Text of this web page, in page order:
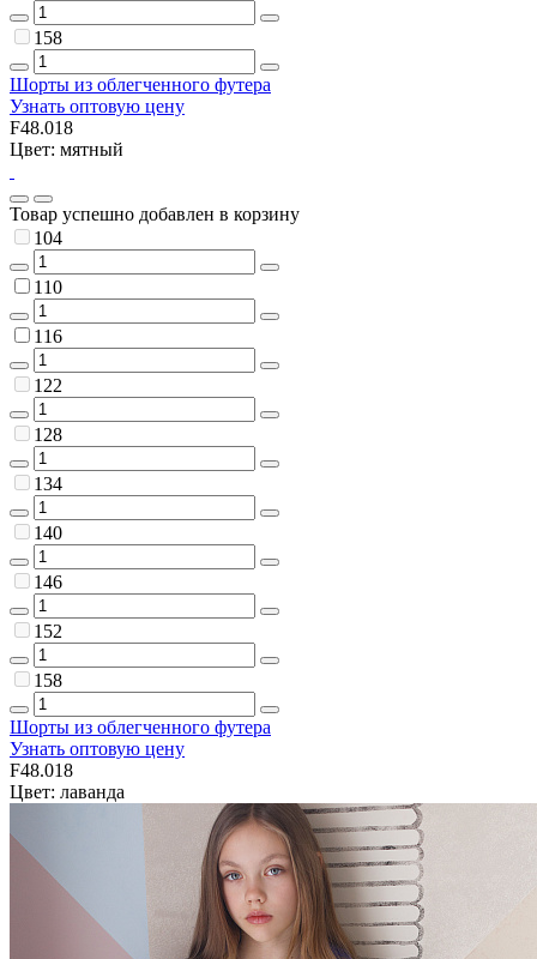
158
Шорты из облегченного футера
Узнать оптовую цену
F48.018
Цвет: мятный
Товар успешно добавлен в корзину
104
110
116
122
128
134
140
146
152
158
Шорты из облегченного футера
Узнать оптовую цену
F48.018
Цвет: лаванда